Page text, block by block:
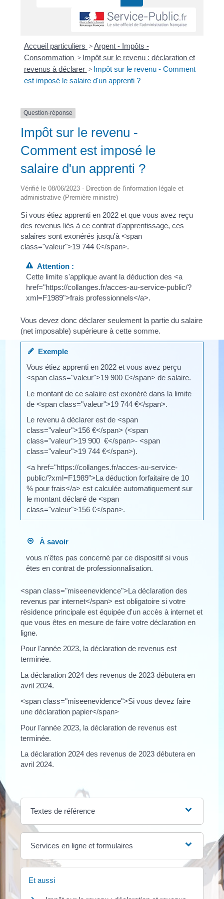
Accueil particuliers >Argent - Impôts -
Consommation > Impôt sur le revenu : déclaration et
revenus à déclarer > Impôt sur le revenu - Comment
est imposé le salaire d'un apprenti ?
Question-réponse
Impôt sur le revenu -
Comment est imposé le
salaire d'un apprenti ?
Vérifié le 08/06/2023 - Direction de l'information légale et
administrative (Première ministre)
Si vous étiez apprenti en 2022 et que vous avez reçu
des revenus liés à ce contrat d'apprentissage, ces
salaires sont exonérés jusqu'à <span
class="valeur">19 744 €</span>.
Attention :
Cette limite s'applique avant la déduction des <a
href="https://collanges.fr/acces-au-service-public/?
xml=F1989">frais professionnels</a>.
Vous devez donc déclarer seulement la partie du salaire
(net imposable) supérieure à cette somme.
Exemple
Vous étiez apprenti en 2022 et vous avez perçu
<span class="valeur">19 900 €</span> de salaire.
Le montant de ce salaire est exonéré dans la limite
de <span class="valeur">19 744 €</span>.
Le revenu à déclarer est de <span
class="valeur">156 €</span> (<span
class="valeur">19 900 €</span>- <span
class="valeur">19 744 €</span>).
<a href="https://collanges.fr/acces-au-service-
public/?xml=F1989">La déduction forfaitaire de 10
% pour frais</a> est calculée automatiquement sur
le montant déclaré de <span
class="valeur">156 €</span>.
À savoir
vous n'êtes pas concerné par ce dispositif si vous
êtes en contrat de professionnalisation.
<span class="miseenevidence">La déclaration des
revenus par internet</span> est obligatoire si votre
résidence principale est équipée d'un accès à internet et
que vous êtes en mesure de faire votre déclaration en
ligne.
Pour l'année 2023, la déclaration de revenus est
terminée.
La déclaration 2024 des revenus de 2023 débutera en
avril 2024.
<span class="miseenevidence">Si vous devez faire
une déclaration papier</span>
Pour l'année 2023, la déclaration de revenus est
terminée.
La déclaration 2024 des revenus de 2023 débutera en
avril 2024.
Textes de référence
Services en ligne et formulaires
Et aussi